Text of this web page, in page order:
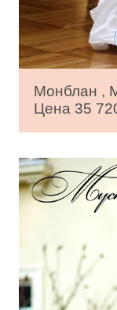
Монблан ,
Цена 35